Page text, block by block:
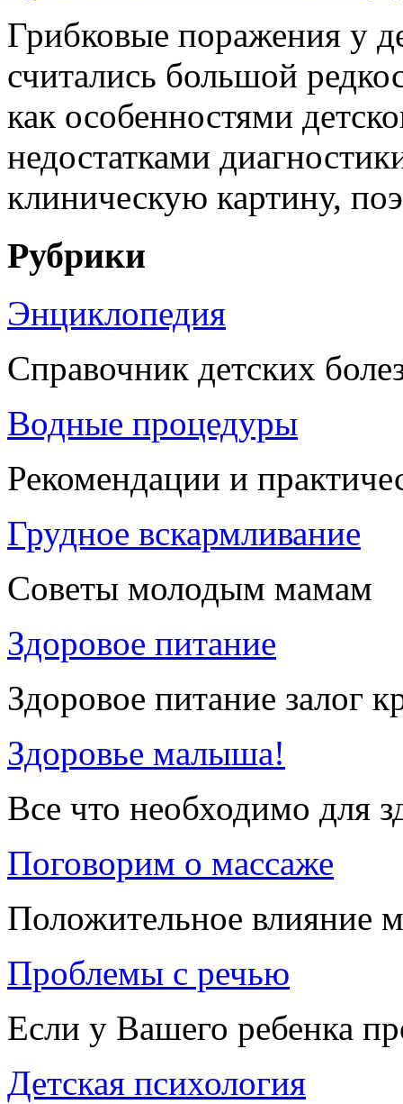
Грибковые поражения у
считались большой
как особенностями
недостатками
клиническую картину,
Рубрики
Энциклопедия
Справочник детских
Водные процедуры
Рекомендации и
Грудное вскармливание
Советы молодым мамам
Здоровое питание
Здоровое питание залог
Здоровье малыша!
Все что необходимо для
Поговорим о массаже
Положительное влияние
Проблемы с речью
Если у Вашего ребенка
Детская психология